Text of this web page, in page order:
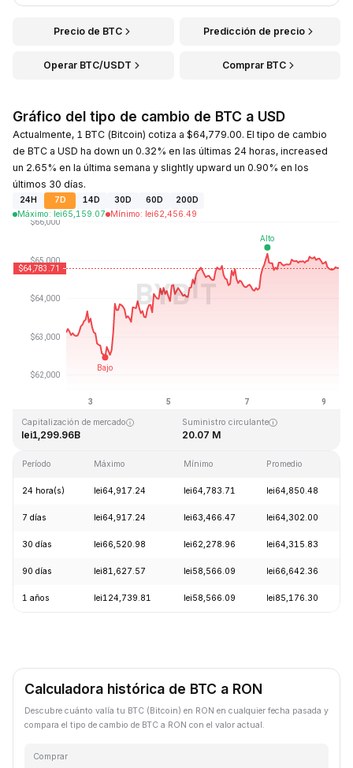
Precio de BTC Predicción de precio
Operar BTC/USDT Comprar BTC
Gráfico del tipo de cambio de BTC a USD
Actualmente, 1 BTC (Bitcoin) cotiza a $64,779.00. El tipo de cambio
de BTC a USD ha down un 0.32% en las últimas 24 horas, increased
un 2.65% en la última semana y slightly upward un 0.90% en los
últimos 30 días.
24H 7D 14D 30D 60D
200D
Máximo: lei65,159.07 Mínimo: lei62,456.49
Última actualización: 2026-08-09, 09:23 GMT+0
Capitalización de mercado
lei1,299.96B
Suministro circulante
20.07 M
Período Máximo Mínimo Promedio
24 hora(s) lei64,917.24 lei64,783.71 lei64,850.48
7 días lei64,917.24 lei63,466.47 lei64,302.00
30 días lei66,520.98 lei62,278.96 lei64,315.83
90 días lei81,627.57 lei58,566.09 lei66,642.36
1 años lei124,739.81 lei58,566.09 lei85,176.30
Calculadora histórica de BTC a RON
Descubre cuánto valía tu BTC (Bitcoin) en RON en cualquier fecha pasada y
compara el tipo de cambio de BTC a RON con el valor actual.
Comprar